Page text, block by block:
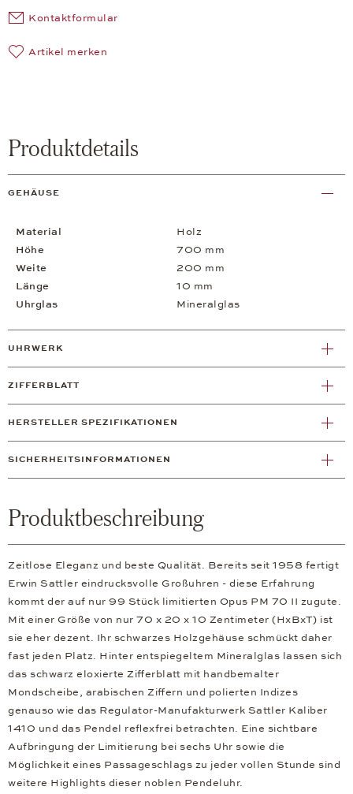
Kontaktformular
Artikel merken
Produktdetails
GEHÄUSE
Material
Holz
Höhe
700 mm
Weite
200 mm
Länge
10 mm
Uhrglas
Mineralglas
UHRWERK
ZIFFERBLATT
HERSTELLER SPEZIFIKATIONEN
SICHERHEITSINFORMATIONEN
Produktbeschreibung
Zeitlose Eleganz und beste Qualität. Bereits seit 1958 fertigt
Erwin Sattler eindrucksvolle Großuhren - diese Erfahrung
kommt der auf nur 99 Stück limitierten Opus PM 70 II zugute.
Mit einer Größe von nur 70 x 20 x 10 Zentimeter (HxBxT) ist
sie eher dezent. Ihr schwarzes Holzgehäuse schmückt daher
fast jeden Platz. Hinter entspiegeltem Mineralglas lassen sich
das schwarz eloxierte Zifferblatt mit handbemalter
Mondscheibe, arabischen Ziffern und polierten Indizes
genauso wie das Regulator-Manufakturwerk Sattler Kaliber
1410 und das Pendel reflexfrei betrachten. Eine sichtbare
Aufbringung der Limitierung bei sechs Uhr sowie die
Möglichkeit eines Passageschlags zu jeder vollen Stunde sind
weitere Highlights dieser noblen Pendeluhr.